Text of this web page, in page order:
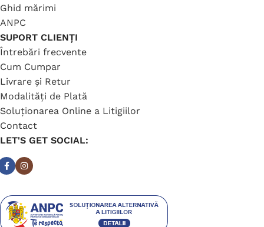
Ghid mărimi
ANPC
SUPORT CLIENȚI
Întrebări frecvente
Cum Cumpar
Livrare și Retur
Modalități de Plată
Soluționarea Online a Litigiilor
Contact
LET'S GET SOCIAL: